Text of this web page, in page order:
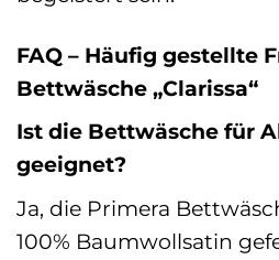
FAQ – Häufig gestellte
Bettwäsche „Clarissa“
Ist die Bettwäsche für
geeignet?
Ja, die Primera
100% Baumwollsatin